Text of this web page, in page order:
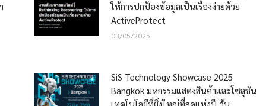
ให้การปกป้องข้อมูลเป็นเรื่องง่ายด้วย
ActiveProtect
03/05/2025
SiS Technology Showcase 2025
Bangkok มหกรรมแสดงสินค้าและโซลูชัน